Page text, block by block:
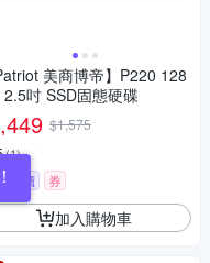
美商博帝】P220 128
2.5吋 SSD固態硬碟
$1,575
(1)
低價 券
加入購物車